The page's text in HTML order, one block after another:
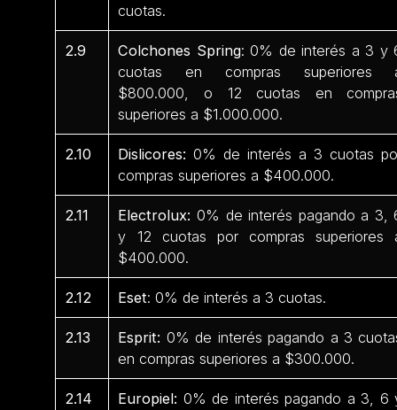
cuotas.
2.9 Colchones Spring: 0% de interés a 3 y
cuotas en compras superiores
$800.000, o 12 cuotas en
superiores a $1.000.000.
2.10 Dislicores: 0% de interés a 3 cuotas
compras superiores a $400.000.
2.11 Electrolux: 0% de interés pagando a 3,
y 12 cuotas por compras superiores
$400.000.
2.12 Eset: 0% de interés a 3 cuotas.
2.13 Esprit: 0% de interés pagando a 3
en compras superiores a $300.000.
2.14 Europiel: 0% de interés pagando a 3, 6